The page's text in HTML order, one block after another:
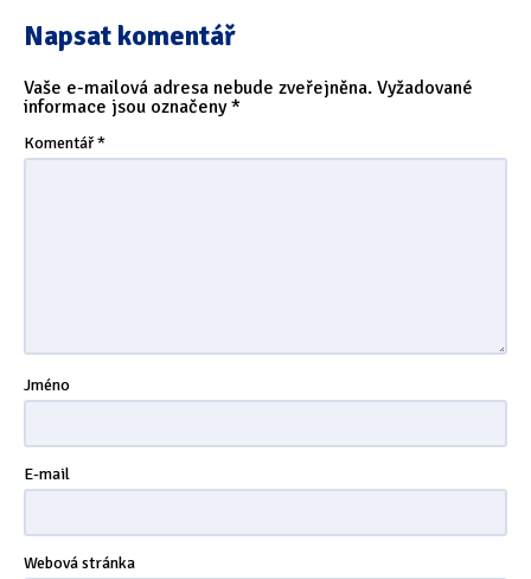
Hledání
Napsat komentář
Vaše e-mailová adresa nebude zveřejněna. Vyžadované
informace jsou označeny*
Komentář*
Jméno
E-mail
Webová stránka